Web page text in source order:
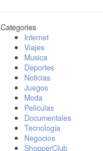
Categories
Internet
Viajes
Musica
Deportes
Noticias
Juegos
Moda
Peliculas
Documentales
Tecnología
Negocios
ShopperClub